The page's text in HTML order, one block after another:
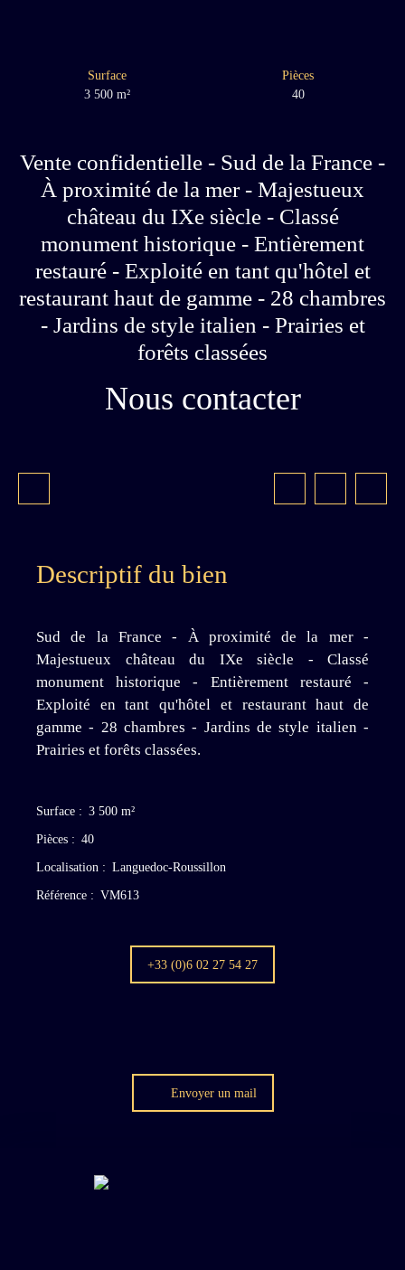
Surface
3 500 m²
Pièces
40
Vente confidentielle - Sud de la France -
À proximité de la mer - Majestueux
château du IXe siècle - Classé
monument historique - Entièrement
restauré - Exploité en tant qu'hôtel et
restaurant haut de gamme - 28 chambres
- Jardins de style italien - Prairies et
forêts classées
Nous contacter
Descriptif du bien
Sud de la France - À proximité de la mer -
Majestueux château du IXe siècle - Classé
monument historique - Entièrement restauré -
Exploité en tant qu'hôtel et restaurant haut de
gamme - 28 chambres - Jardins de style italien -
Prairies et forêts classées.
Surface : 3 500 m²
Pièces : 40
Localisation : Languedoc-Roussillon
Référence : VM613
+33 (0)6 02 27 54 27
Envoyer un mail